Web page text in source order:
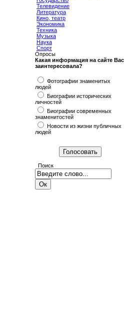
Телевидение
Литература
Кино, театр
Экономика
Техника
Музыка
Наука
Спорт
Опросы
Какая информация на сайте Вас
заинтересовала?
Фотографии знаменитых
людей
Биографии исторических
личностей
Биографии современных
знаменитостей
Новости из жизни публичных
людей
Поиск